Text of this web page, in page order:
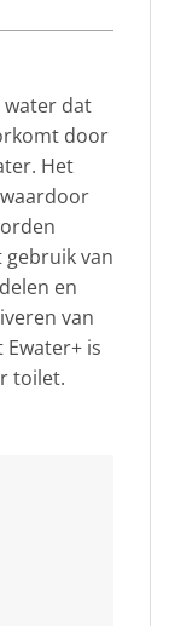
water dat
door
Het
van
en
van
is
toilet.